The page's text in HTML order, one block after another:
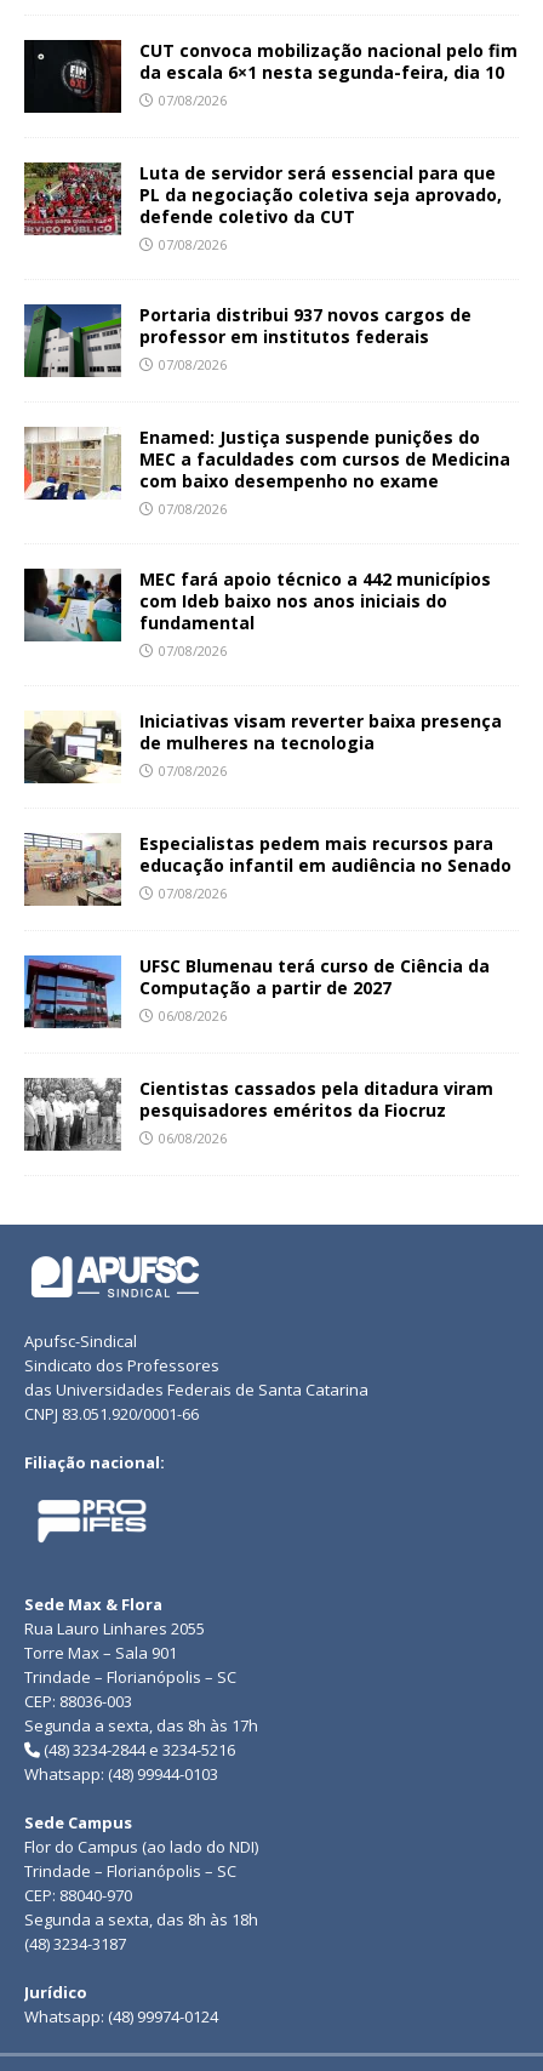
CUT convoca mobilização nacional pelo fim
da escala 6×1 nesta segunda-feira, dia 10
07/08/2026
Luta de servidor será essencial para que
PL da negociação coletiva seja aprovado,
defende coletivo da CUT
07/08/2026
Portaria distribui 937 novos cargos de
professor em institutos federais
07/08/2026
Enamed: Justiça suspende punições do
MEC a faculdades com cursos de Medicina
com baixo desempenho no exame
07/08/2026
MEC fará apoio técnico a 442 municípios
com Ideb baixo nos anos iniciais do
fundamental
07/08/2026
Iniciativas visam reverter baixa presença
de mulheres na tecnologia
07/08/2026
Especialistas pedem mais recursos para
educação infantil em audiência no Senado
07/08/2026
UFSC Blumenau terá curso de Ciência da
Computação a partir de 2027
06/08/2026
Cientistas cassados pela ditadura viram
pesquisadores eméritos da Fiocruz
06/08/2026
Apufsc-Sindical
Sindicato dos Professores
das Universidades Federais de Santa Catarina
CNPJ 83.051.920/0001-66
Filiação nacional:
Sede Max & Flora
Rua Lauro Linhares 2055
Torre Max – Sala 901
Trindade – Florianópolis – SC
CEP: 88036-003
Segunda a sexta, das 8h às 17h
(48) 3234-2844 e 3234-5216
Whatsapp: (48) 99944-0103
Sede Campus
Flor do Campus (ao lado do NDI)
Trindade – Florianópolis – SC
CEP: 88040-970
Segunda a sexta, das 8h às 18h
(48) 3234-3187
Jurídico
Whatsapp: (48) 99974-0124